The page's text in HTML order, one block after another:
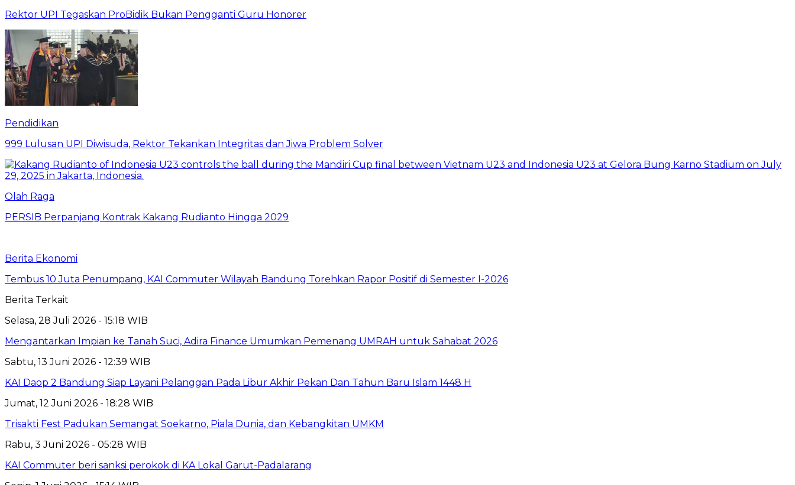
Rektor UPI Tegaskan ProBidik Bukan Pengganti Guru Honorer
Pendidikan
999 Lulusan UPI Diwisuda, Rektor Tekankan Integritas dan Jiwa Problem Solver
Olah Raga
PERSIB Perpanjang Kontrak Kakang Rudianto Hingga 2029
Berita Ekonomi
Tembus 10 Juta Penumpang, KAI Commuter Wilayah Bandung Torehkan Rapor Positif di Semester I-2026
Berita Terkait
Selasa, 28 Juli 2026 - 15:18 WIB
Mengantarkan Impian ke Tanah Suci, Adira Finance Umumkan Pemenang UMRAH untuk Sahabat 2026
Sabtu, 13 Juni 2026 - 12:39 WIB
KAI Daop 2 Bandung Siap Layani Pelanggan Pada Libur Akhir Pekan Dan Tahun Baru Islam 1448 H
Jumat, 12 Juni 2026 - 18:28 WIB
Trisakti Fest Padukan Semangat Soekarno, Piala Dunia, dan Kebangkitan UMKM
Rabu, 3 Juni 2026 - 05:28 WIB
KAI Commuter beri sanksi perokok di KA Lokal Garut-Padalarang